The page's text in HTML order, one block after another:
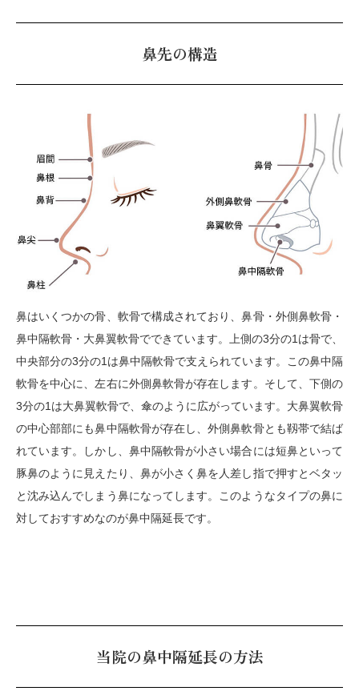
鼻先の構造
鼻はいくつかの骨、軟骨で構成されており、鼻骨・外側鼻軟骨・
鼻中隔軟骨・大鼻翼軟骨でできています。上側の3分の1は骨で、
中央部分の3分の1は鼻中隔軟骨で支えられています。この鼻中隔
軟骨を中心に、左右に外側鼻軟骨が存在します。そして、下側の
3分の1は大鼻翼軟骨で、傘のように広がっています。大鼻翼軟骨
の中心部部にも鼻中隔軟骨が存在し、外側鼻軟骨とも靱帯で結ば
れています。しかし、鼻中隔軟骨が小さい場合には短鼻といって
豚鼻のように見えたり、鼻が小さく鼻を人差し指で押すとベタッ
と沈み込んでしまう鼻になってします。このようなタイプの鼻に
対しておすすめなのが鼻中隔延長です。
当院の鼻中隔延長の方法